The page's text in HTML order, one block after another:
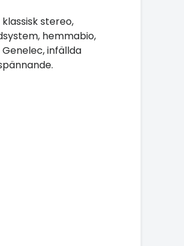
stereo,
hemmabio,
infällda